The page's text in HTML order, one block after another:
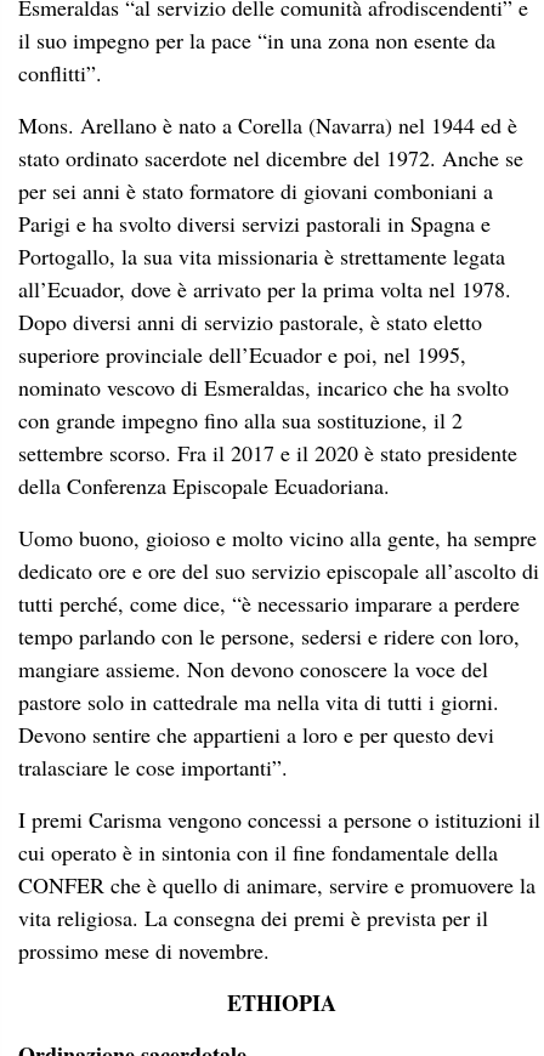
Esmeraldas “al servizio delle comunità afrodiscendenti” e
il suo impegno per la pace “in una zona non esente da
conflitti”.
Mons. Arellano è nato a Corella (Navarra) nel 1944 ed è
stato ordinato sacerdote nel dicembre del 1972. Anche se
per sei anni è stato formatore di giovani comboniani a
Parigi e ha svolto diversi servizi pastorali in Spagna e
Portogallo, la sua vita missionaria è strettamente legata
all’Ecuador, dove è arrivato per la prima volta nel 1978.
Dopo diversi anni di servizio pastorale, è stato eletto
superiore provinciale dell’Ecuador e poi, nel 1995,
nominato vescovo di Esmeraldas, incarico che ha svolto
con grande impegno fino alla sua sostituzione, il 2
settembre scorso. Fra il 2017 e il 2020 è stato presidente
della Conferenza Episcopale Ecuadoriana.
Uomo buono, gioioso e molto vicino alla gente, ha sempre
dedicato ore e ore del suo servizio episcopale all’ascolto di
tutti perché, come dice, “è necessario imparare a perdere
tempo parlando con le persone, sedersi e ridere con loro,
mangiare assieme. Non devono conoscere la voce del
pastore solo in cattedrale ma nella vita di tutti i giorni.
Devono sentire che appartieni a loro e per questo devi
tralasciare le cose importanti”.
I premi Carisma vengono concessi a persone o istituzioni il
cui operato è in sintonia con il fine fondamentale della
CONFER che è quello di animare, servire e promuovere la
vita religiosa. La consegna dei premi è prevista per il
prossimo mese di novembre.
ETHIOPIA